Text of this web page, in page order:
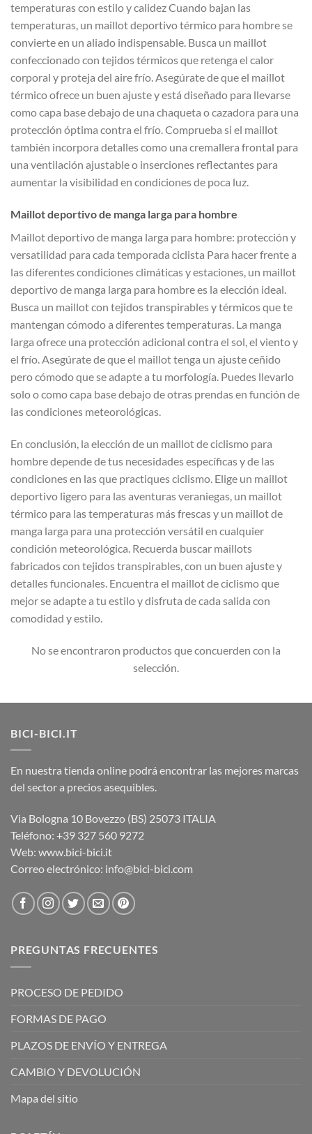
temperaturas con estilo y calidez Cuando bajan las
temperaturas, un maillot deportivo térmico para hombre se
convierte en un aliado indispensable. Busca un maillot
confeccionado con tejidos térmicos que retenga el calor
corporal y proteja del aire frío. Asegúrate de que el maillot
térmico ofrece un buen ajuste y está diseñado para llevarse
como capa base debajo de una chaqueta o cazadora para una
protección óptima contra el frío. Comprueba si el maillot
también incorpora detalles como una cremallera frontal para
una ventilación ajustable o inserciones reflectantes para
aumentar la visibilidad en condiciones de poca luz.
Maillot deportivo de manga larga para hombre
Maillot deportivo de manga larga para hombre: protección y
versatilidad para cada temporada ciclista Para hacer frente a
las diferentes condiciones climáticas y estaciones, un maillot
deportivo de manga larga para hombre es la elección ideal.
Busca un maillot con tejidos transpirables y térmicos que te
mantengan cómodo a diferentes temperaturas. La manga
larga ofrece una protección adicional contra el sol, el viento y
el frío. Asegúrate de que el maillot tenga un ajuste ceñido
pero cómodo que se adapte a tu morfología. Puedes llevarlo
solo o como capa base debajo de otras prendas en función de
las condiciones meteorológicas.
En conclusión, la elección de un maillot de ciclismo para
hombre depende de tus necesidades específicas y de las
condiciones en las que practiques ciclismo. Elige un maillot
deportivo ligero para las aventuras veraniegas, un maillot
térmico para las temperaturas más frescas y un maillot de
manga larga para una protección versátil en cualquier
condición meteorológica. Recuerda buscar maillots
fabricados con tejidos transpirables, con un buen ajuste y
detalles funcionales. Encuentra el maillot de ciclismo que
mejor se adapte a tu estilo y disfruta de cada salida con
comodidad y estilo.
No se encontraron productos que concuerden con la
selección.
BICI-BICI.IT
En nuestra tienda online podrá encontrar las mejores marcas
del sector a precios asequibles.
Via Bologna 10 Bovezzo (BS) 25073 ITALIA
Teléfono: +39 327 560 9272
Web: www.bici-bici.it
Correo electrónico: info@bici-bici.com
PREGUNTAS FRECUENTES
PROCESO DE PEDIDO
FORMAS DE PAGO
PLAZOS DE ENVÍO Y ENTREGA
CAMBIO Y DEVOLUCIÓN
Mapa del sitio